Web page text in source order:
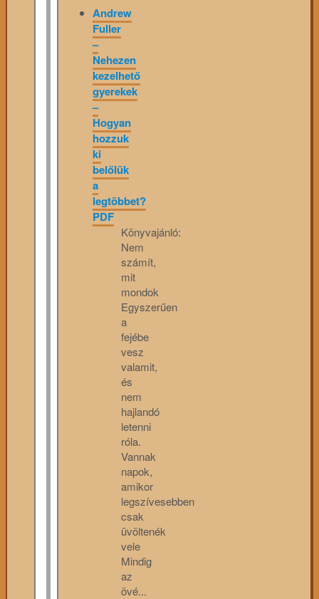
Andrew
Fuller
–
Nehezen
kezelhető
gyerekek
–
Hogyan
hozzuk
ki
belőlük
a
legtöbbet?
PDF
Könyvajánló:
Nem
számít,
mit
mondok
Egyszerűen
a
fejébe
vesz
valamit,
és
nem
hajlandó
letenni
róla.
Vannak
napok,
amikor
legszívesebben
csak
üvöltenék
vele
Mindig
az
övé...